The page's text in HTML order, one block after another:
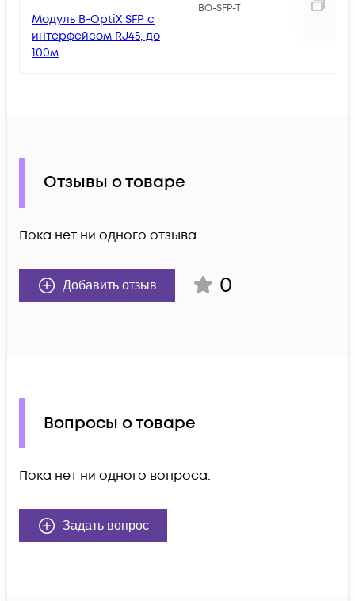
Модуль B-OptiX SFP с
интерфейсом RJ45, до
100м
BO-SFP-T
Отзывы о товаре
Пока нет ни одного отзыва
Добавить отзыв 0
Вопросы о товаре
Пока нет ни одного вопроса.
Задать вопрос